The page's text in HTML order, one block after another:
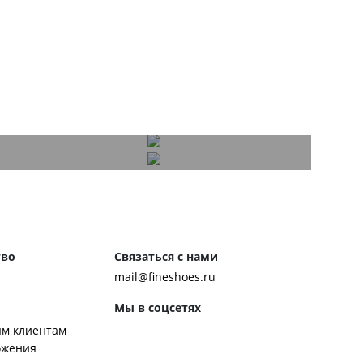
клиентам
Связаться с нами
mail@fineshoes.ru
Мы в соцсетях